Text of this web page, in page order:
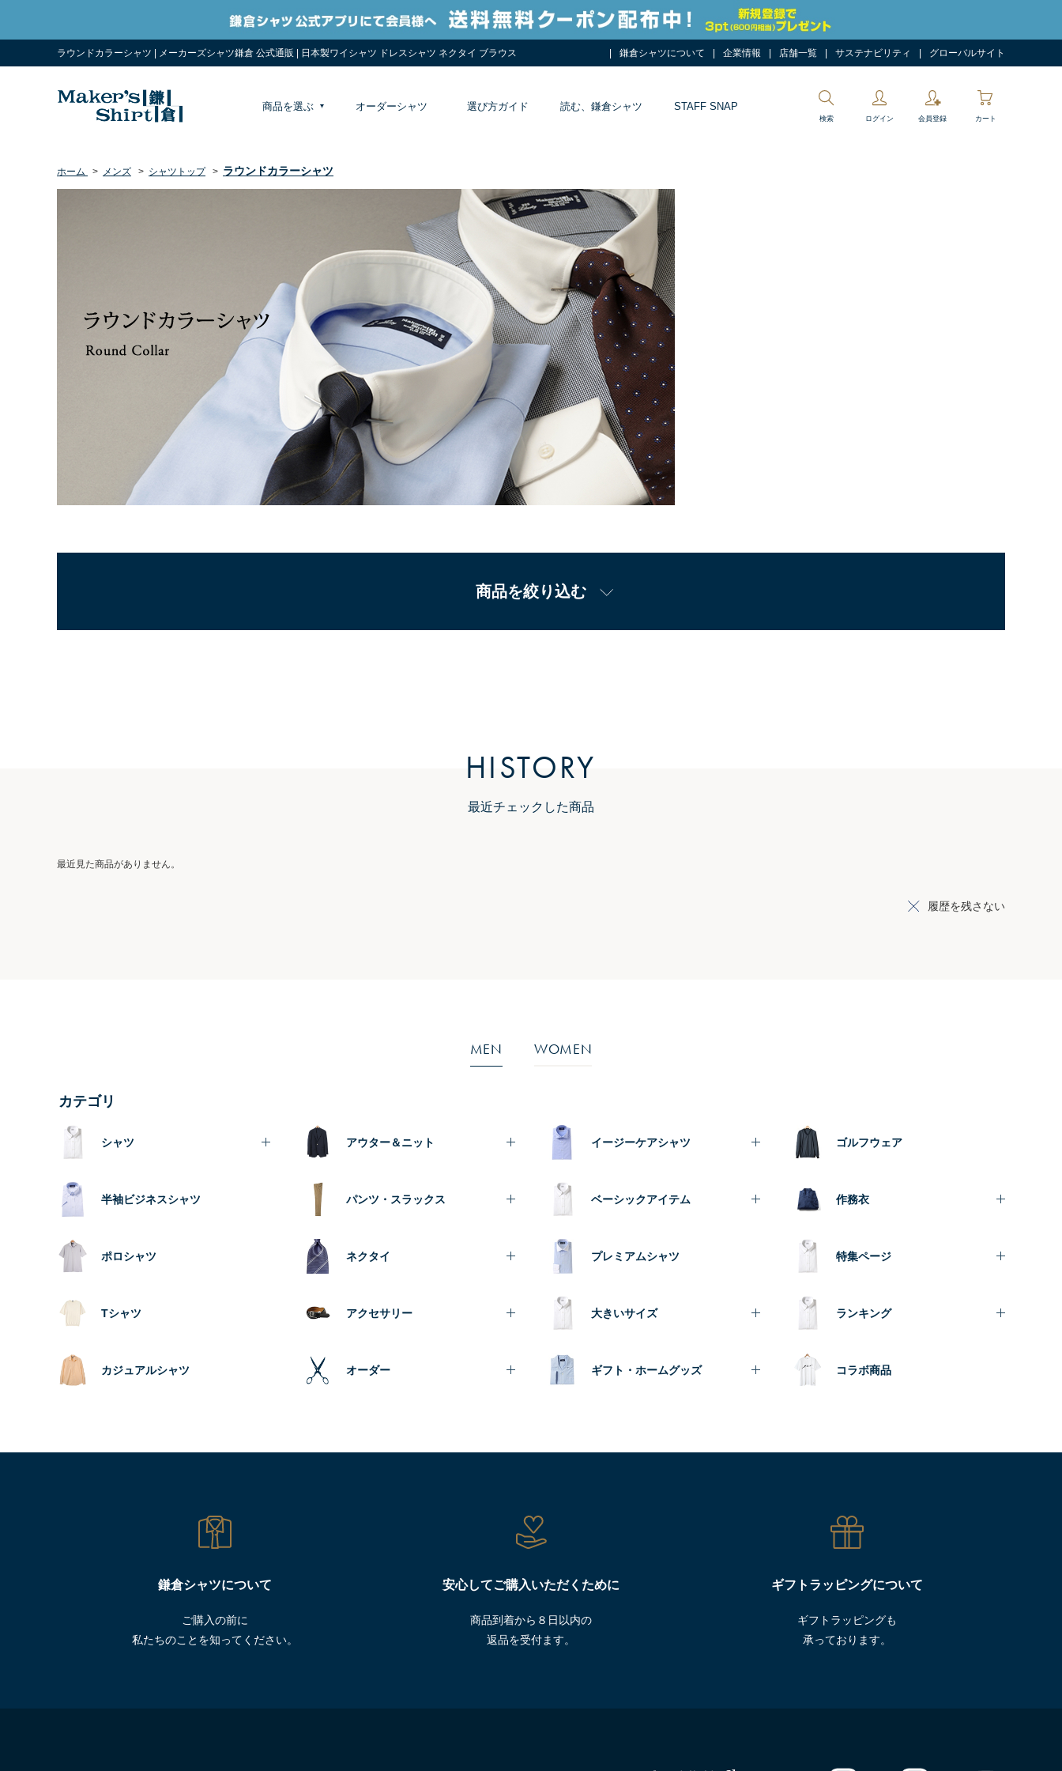
ラウンドカラーシャツ | メーカーズシャツ鎌倉 公式通販 | 日本製ワイシャツ ドレスシャツ ネクタイ ブラウス 鎌倉シャツについて 企業情報 店舗一覧 サステナビリティ グローバルサイト
商品を選ぶ オーダーシャツ 選び方ガイド 読む、鎌倉シャツ STAFF SNAP
検索 ログイン 会員登録 カート
ホーム > メンズ > シャツトップ > ラウンドカラーシャツ
商品を絞り込む
HISTORY
最近チェックした商品
最近見た商品がありません。
履歴を残さない
MEN WOMEN
カテゴリ
シャツ
半袖ビジネスシャツ
ポロシャツ
Tシャツ
カジュアルシャツ
アウター＆ニット
パンツ・スラックス
ネクタイ
アクセサリー
オーダー
イージーケアシャツ
ベーシックアイテム
プレミアムシャツ
大きいサイズ
ギフト・ホームグッズ
ゴルフウェア
作務衣
特集ページ
ランキング
コラボ商品
鎌倉シャツについて
ご購入の前に
私たちのことを知ってください。
安心してご購入いただくために
商品到着から８日以内の
返品を受付ます。
ギフトラッピングについて
ギフトラッピングも
承っております。